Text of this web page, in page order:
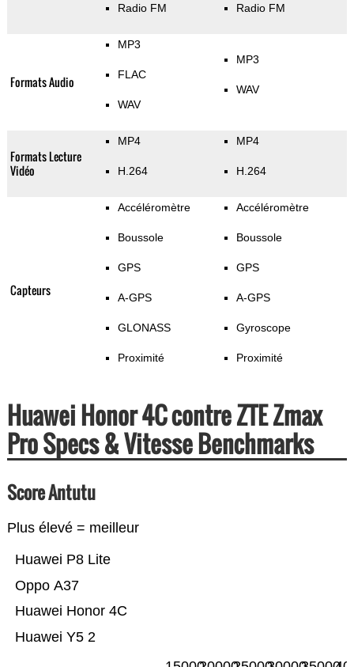
Radio FM Radio FM
Formats Audio
MP3
FLAC
WAV
MP3
WAV
Formats Lecture
Vidéo
MP4
H.264
MP4
H.264
Capteurs
Accéléromètre
Boussole
GPS
A-GPS
GLONASS
Proximité
Accéléromètre
Boussole
GPS
A-GPS
Gyroscope
Proximité
Huawei Honor 4C contre ZTE Zmax
Pro Specs & Vitesse Benchmarks
Score Antutu
Plus élevé = meilleur
Huawei Y5 2
Huawei Honor 4C
Oppo A37
Huawei P8 Lite